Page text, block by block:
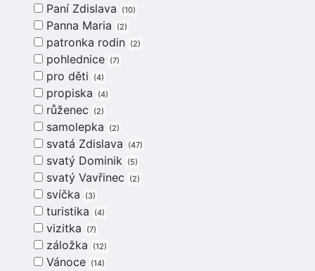
Paní Zdislava 10
Panna Maria 2
patronka rodin 2
pohlednice 7
pro děti 4
propiska 4
růženec 2
samolepka 2
svatá Zdislava 47
svatý Dominik 5
svatý Vavřinec 2
svíčka 3
turistika 4
vizitka 7
záložka 12
Vánoce 14